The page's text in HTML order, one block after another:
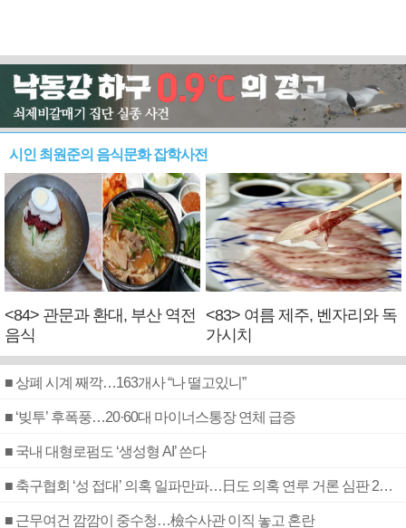
시인 최원준의 음식문화 잡학사전
<84> 관문과 환대, 부산 역전
음식
<83> 여름 제주, 벤자리와 독
가시치
■ 상폐 시계 째깍…163개사 “나 떨고있니”
■ ‘빚투’ 후폭풍…20·60대 마이너스통장 연체 급증
■ 국내 대형로펌도 ‘생성형 AI’ 쓴다
■ 축구협회 ‘성 접대’ 의혹 일파만파…日도 의혹 연루 거론 심판 2명 조사
■ 근무여건 깜깜이 중수청…檢수사관 이직 놓고 혼란